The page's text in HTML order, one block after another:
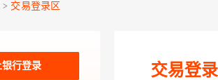
金属业务风险防范的提示
信用卡更名为平安银行数字信用卡的公告
> 交易登录区
行登录 交易登